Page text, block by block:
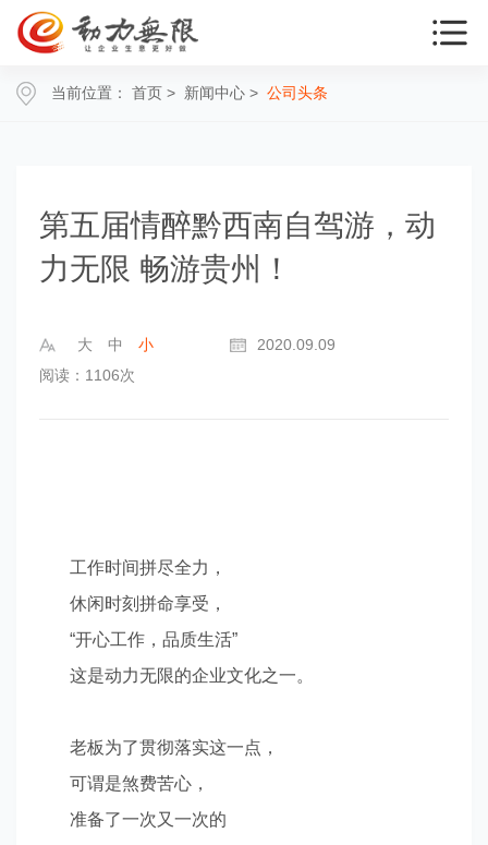
当前位置： 首页 > 新闻中心 > 公司头条
第五届情醉黔西南自驾游，动
力无限 畅游贵州！
大 中 小
2020.09.09
阅读：1106次
工作时间拼尽全力，
休闲时刻拼命享受，
“开心工作，品质生活”
这是动力无限的企业文化之一。
老板为了贯彻落实这一点，
可谓是煞费苦心，
准备了一次又一次的